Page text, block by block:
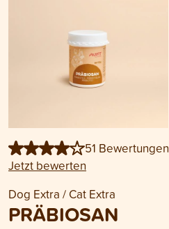
51 Bewertungen
Jetzt bewerten
Dog Extra / Cat Extra
PRÄBIOSAN